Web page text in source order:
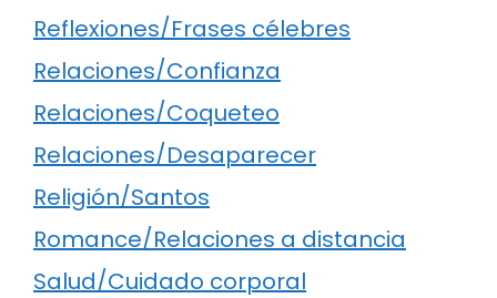
Reflexiones/Frases célebres
Relaciones/Confianza
Relaciones/Coqueteo
Relaciones/Desaparecer
Religión/Santos
Romance/Relaciones a distancia
Salud/Cuidado corporal